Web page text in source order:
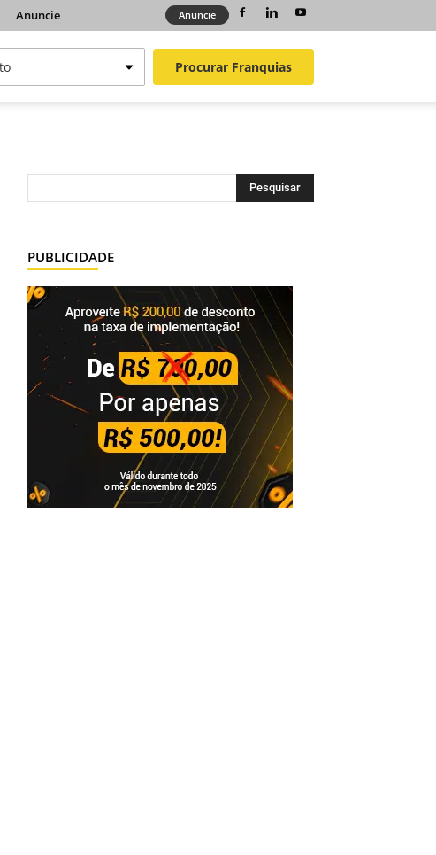
Anuncie Anuncie
Procurar Franquias
PUBLICIDADE